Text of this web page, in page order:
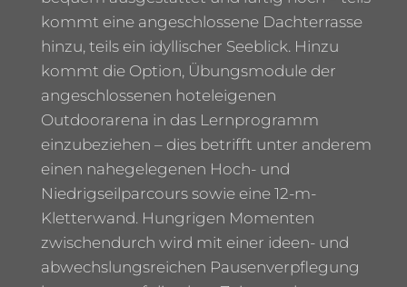
kommt eine angeschlossene Dachterrasse
hinzu, teils ein idyllischer Seeblick. Hinzu
kommt die Option, Übungsmodule der
angeschlossenen hoteleigenen
Outdoorarena in das Lernprogramm
einzubeziehen – dies betrifft unter anderem
einen nahegelegenen Hoch- und
Niedrigseilparcours sowie eine 12-m-
Kletterwand. Hungrigen Momenten
zwischendurch wird mit einer ideen- und
abwechslungsreichen Pausenverpflegung